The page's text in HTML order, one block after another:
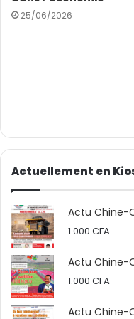
Selon les responsables
25/06/2026
Actuellement en
Actu Chine-
1.000 CFA
Actu Chine-
1.000 CFA
Actu Chine-